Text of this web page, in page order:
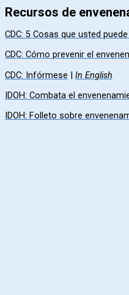
Recursos de
CDC: 5 Cosas que usted
CDC: Cómo prevenir el
CDC: Infórmese | In English
IDOH: Combata el
IDOH: Folleto sobre